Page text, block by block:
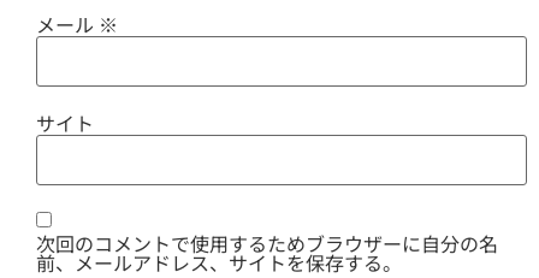
メール ※
サイト
次回のコメントで使用するためブラウザーに自分の名
前、メールアドレス、サイトを保存する。